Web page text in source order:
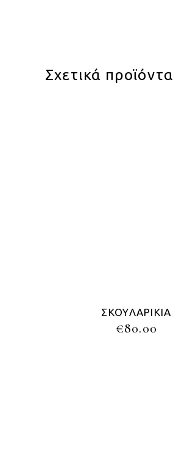
Σχετικά προϊόντα
ΣΚΟΥΛΑΡΊΚΙΑ
€80.00